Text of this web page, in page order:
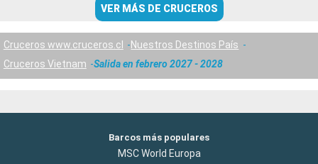
VER MÁS DE CRUCEROS
Cruceros www.cruceros.cl
Nuestros Destinos País
Cruceros Vietnam
Salida en febrero 2027 - 2028
Barcos más populares
MSC World Europa